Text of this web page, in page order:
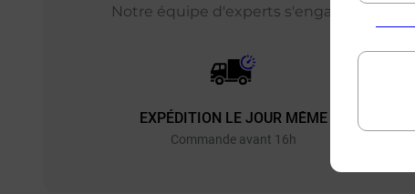
Notre équipe d'experts s'engage
EXPÉDITION LE JOUR MÊME
Commande avant 16h